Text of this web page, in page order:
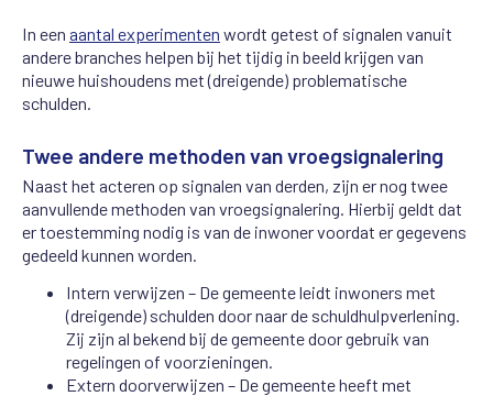
In een aantal experimenten wordt getest of signalen vanuit
andere branches helpen bij het tijdig in beeld krijgen van
nieuwe huishoudens met (dreigende) problematische
schulden.
Twee andere methoden van vroegsignalering
Naast het acteren op signalen van derden, zijn er nog twee
aanvullende methoden van vroegsignalering. Hierbij geldt dat
er toestemming nodig is van de inwoner voordat er gegevens
gedeeld kunnen worden.
Intern verwijzen – De gemeente leidt inwoners met
(dreigende) schulden door naar de schuldhulpverlening.
Zij zijn al bekend bij de gemeente door gebruik van
regelingen of voorzieningen.
Extern doorverwijzen – De gemeente heeft met